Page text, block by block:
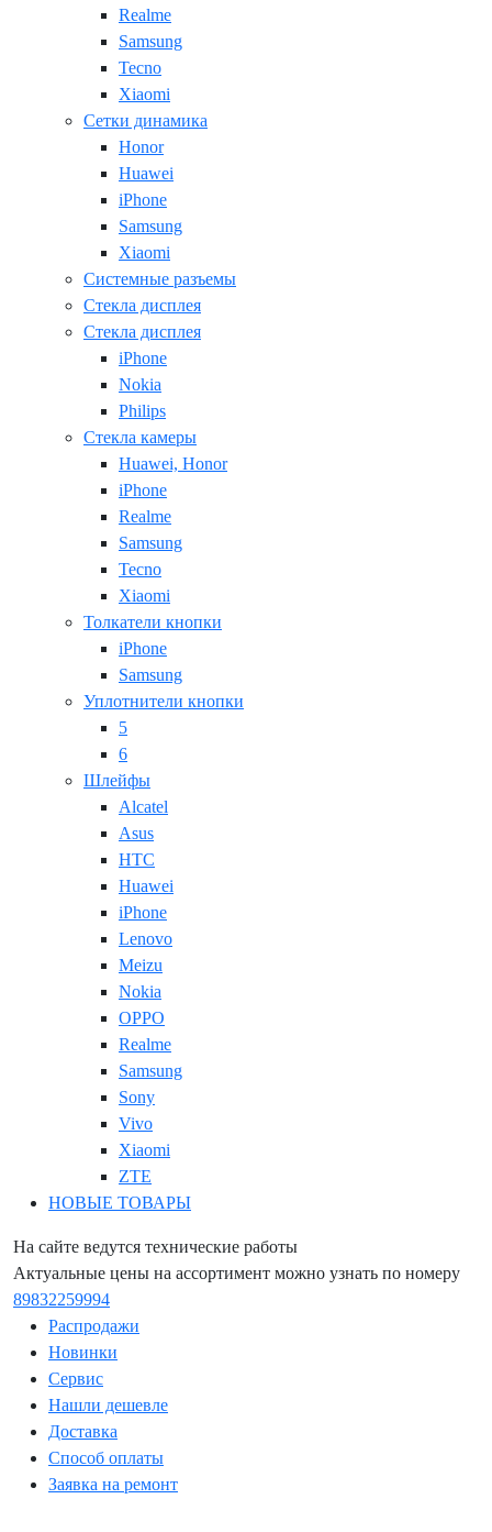
Realme
Samsung
Tecno
Xiaomi
Сетки динамика
Honor
Huawei
iPhone
Samsung
Xiaomi
Системные разъемы
Стекла дисплея
Стекла дисплея
iPhone
Nokia
Philips
Стекла камеры
Huawei, Honor
iPhone
Realme
Samsung
Tecno
Xiaomi
Толкатели кнопки
iPhone
Samsung
Уплотнители кнопки
5
6
Шлейфы
Alcatel
Asus
HTC
Huawei
iPhone
Lenovo
Meizu
Nokia
OPPO
Realme
Samsung
Sony
Vivo
Xiaomi
ZTE
НОВЫЕ ТОВАРЫ
На сайте ведутся технические работы
Актуальные цены на ассортимент можно узнать по номеру
89832259994
Распродажи
Новинки
Сервис
Нашли дешевле
Доставка
Способ оплаты
Заявка на ремонт